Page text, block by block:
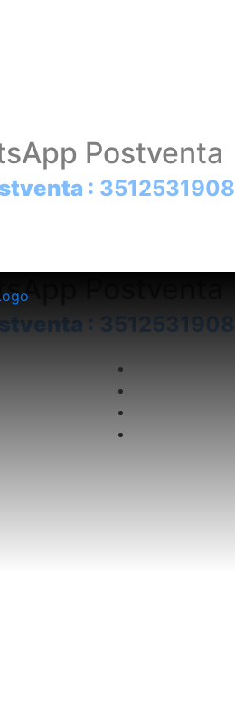
Postventa
: 3512531908
Postventa
: 3512531908